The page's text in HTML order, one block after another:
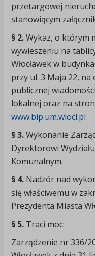
przetargowej
stanowiącym
§ 2.Wykaz, o którym
wywieszeniu na
Włocławek w
przy ul. 3 Maja 22,
publicznej
lokalnej oraz na
www.bip.um.wlocl.pl
§ 3.Wykonanie
Dyrektorowi
Komunalnym.
§ 4. Nadzór nad
się właściwemu w
Prezydenta Miasta
§ 5.Traci moc:
Zarządzenie nr 336/